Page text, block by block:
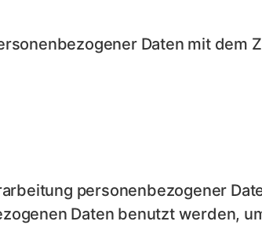
Daten mit dem
personenbezogener
Daten benutzt werden,